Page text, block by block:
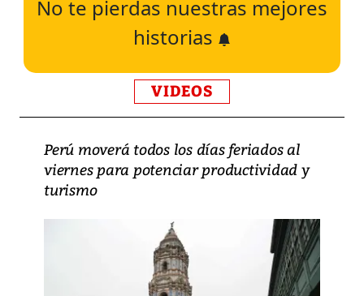
No te pierdas nuestras mejores
historias
VIDEOS
Perú moverá todos los días feriados al
viernes para potenciar productividad y
turismo